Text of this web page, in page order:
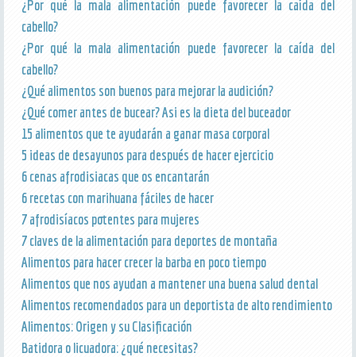
¿Por qué la mala alimentación puede favorecer la caída del
cabello?
¿Por qué la mala alimentación puede favorecer la caída del
cabello?
¿Qué alimentos son buenos para mejorar la audición?
¿Qué comer antes de bucear? Asi es la dieta del buceador
15 alimentos que te ayudarán a ganar masa corporal
5 ideas de desayunos para después de hacer ejercicio
6 cenas afrodisiacas que os encantarán
6 recetas con marihuana fáciles de hacer
7 afrodisíacos potentes para mujeres
7 claves de la alimentación para deportes de montaña
Alimentos para hacer crecer la barba en poco tiempo
Alimentos que nos ayudan a mantener una buena salud dental
Alimentos recomendados para un deportista de alto rendimiento
Alimentos: Origen y su Clasificación
Batidora o licuadora: ¿qué necesitas?